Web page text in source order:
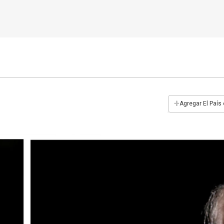
+Agregar El País